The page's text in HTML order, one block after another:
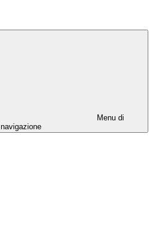
Menu di
navigazione